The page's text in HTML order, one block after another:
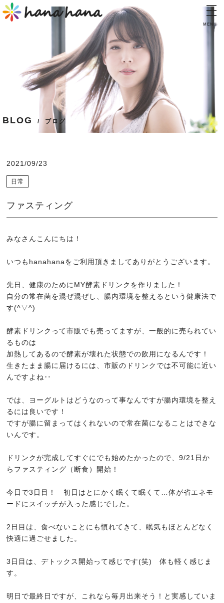
MENU
TOP
トップ
CONCEPT
コンセプト
INFORMATION
インフォメーション
ブログ
よくある質問
RECRUIT
CONTACT
ORGANIC
GRAY HAIR CARE
COMMITMENT
こだわり
BLOG ブログ
2021/09/23
日常
ファスティング
みなさんこんにちは！
いつもhanahanaをご利用頂きましてありがとうございます。
先日、健康のためにMY酵素ドリンクを作りました！
自分の常在菌を混ぜ混ぜし、腸内環境を整えるという健康法で
す(^▽^)
酵素ドリンクって市販でも売ってますが、一般的に売られてい
るものは
加熱してあるので酵素が壊れた状態での飲用になるんです！
生きたまま腸に届けるには、市販のドリンクでは不可能に近い
んですよね‥
では、ヨーグルトはどうなのって事なんですが腸内環境を整え
るには良いです！
ですが腸に留まってはくれないので常在菌になることはできな
いんです。
ドリンクが完成してすぐにでも始めたかったので、9/21日か
らファスティング（断食）開始！
今日で3日目！ 初日はとにかく眠くて眠くて…体が省エネモ
ードにスイッチが入った感じでした。
2日目は、食べないことにも慣れてきて、眠気もほとんどなく
快適に過ごせました。
3日目は、デトックス開始って感じです(笑) 体も軽く感じま
す。
明日で最終日ですが、これなら毎月出来そう！と実感していま